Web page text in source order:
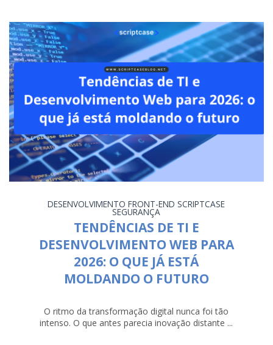
DESENVOLVIMENTO FRONT-END SCRIPTCASE
SEGURANÇA
TENDÊNCIAS DE TI E
DESENVOLVIMENTO WEB PARA
2026: O QUE JÁ ESTÁ
MOLDANDO O FUTURO
O ritmo da transformação digital nunca foi tão
intenso. O que antes parecia inovação distante ...